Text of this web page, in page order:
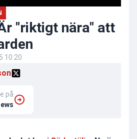
"riktigt nära" att
10:20
på